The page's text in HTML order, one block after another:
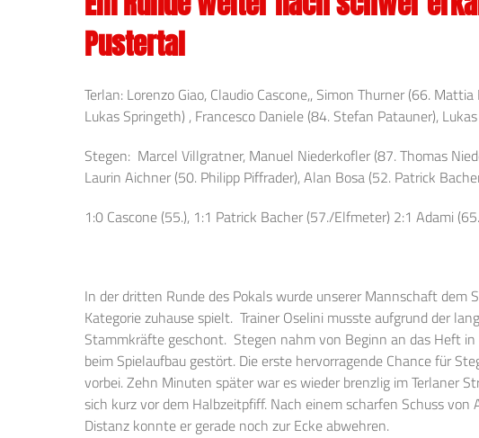
Pustertal
Terlan: Lorenzo Giao, Claudio Cascone,, Simon Thurner (66.
Lukas Springeth) , Francesco Daniele (84. Stefan Patauner),
Stegen: Marcel Villgratner, Manuel Niederkofler (87. Thomas
Laurin Aichner (50. Philipp Piffrader), Alan Bosa (52. Patrick
1:0 Cascone (55.), 1:1 Patrick Bacher (57./Elfmeter) 2:1 Adami
In der dritten Runde des Pokals wurde unserer Mannschaft
Kategorie zuhause spielt. Trainer Oselini musste aufgrund der
Stammkräfte geschont. Stegen nahm von Beginn an das Heft
beim Spielaufbau gestört. Die erste hervorragende Chance für
vorbei. Zehn Minuten später war es wieder brenzlig im Terlaner
sich kurz vor dem Halbzeitpfiff. Nach einem scharfen Schuss
Distanz konnte er gerade noch zur Ecke abwehren.